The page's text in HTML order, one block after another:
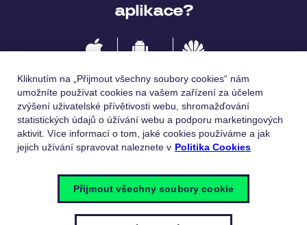
aplikace?
Jazykové verze
English
Kliknutím na „Přijmout všechny soubory cookies“ nám
umožníte používat cookies na vašem zařízení za účelem
zvýšení uživatelské přívětivosti webu, shromažďování
statistických údajů o úžívání webu a podporu marketingových
aktivit. Více informací o tom, jaké cookies používáme a jak
jejich užívání spravovat naleznete v Politika Cookies
Přijmout všechny soubory cookie